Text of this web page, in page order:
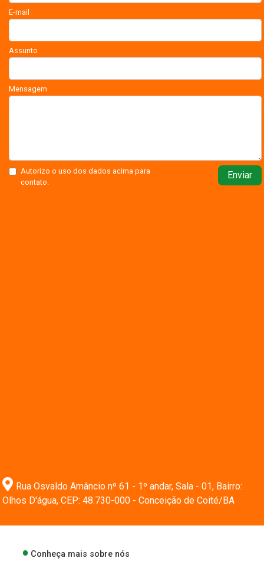
E-mail
Assunto
Mensagem
Autorizo o uso dos dados acima para
contato.
Enviar
Rua Osvaldo Amâncio nº 61 - 1º andar, Sala - 01, Bairro:
Olhos D'água, CEP: 48.730-000 - Conceição de Coité/BA
Conheça mais sobre nós